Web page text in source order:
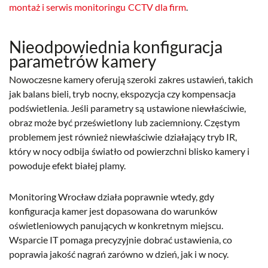
montaż i serwis monitoringu CCTV dla firm.
Nieodpowiednia konfiguracja
parametrów kamery
Nowoczesne kamery oferują szeroki zakres ustawień, takich
jak balans bieli, tryb nocny, ekspozycja czy kompensacja
podświetlenia. Jeśli parametry są ustawione niewłaściwie,
obraz może być prześwietlony lub zaciemniony. Częstym
problemem jest również niewłaściwie działający tryb IR,
który w nocy odbija światło od powierzchni blisko kamery i
powoduje efekt białej plamy.
Monitoring Wrocław działa poprawnie wtedy, gdy
konfiguracja kamer jest dopasowana do warunków
oświetleniowych panujących w konkretnym miejscu.
Wsparcie IT pomaga precyzyjnie dobrać ustawienia, co
poprawia jakość nagrań zarówno w dzień, jak i w nocy.